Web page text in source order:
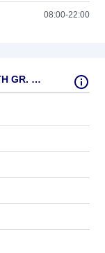
08:00-22:00
Fundamentale Kennzahlen AKSO HEALTH GR. (SPADR)/3